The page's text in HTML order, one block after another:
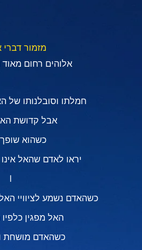
מזמור דברי
אלוהים רחום
חמלתו וסובלנותו של
אבל קדושת
כשהוא
יראו לאדם שהאל
I
כשהאדם נשמע לציוויי
האל מפגין
כשהאדם מושחת